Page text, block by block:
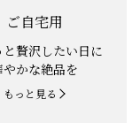
ご自宅用
と贅沢したい日に
やかな絶品を
もっと見る